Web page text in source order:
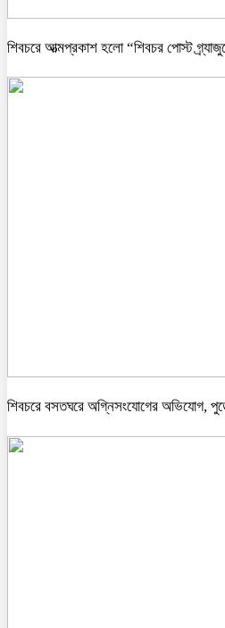
শিবচরে আত্মপ্রকাশ হলো “শিবচর পোস্ট
শিবচরে বসতঘরে অগ্নিসংযোগের অভিযোগ,